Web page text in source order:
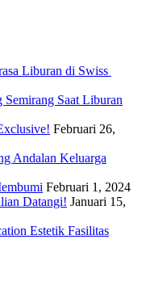
Liburan di Swiss
Saat Liburan
Februari 26,
Andalan Keluarga
Februari 1, 2024
Datangi! Januari 15,
Estetik Fasilitas